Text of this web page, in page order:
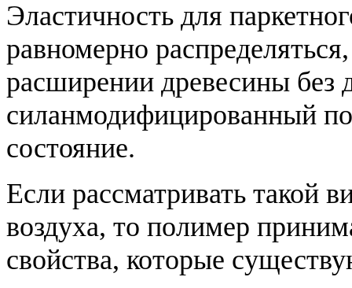
Эластичность для
равномерно
расширении древесины без
силанмодифицированный
состояние.
Если рассматривать такой
воздуха, то полимер
свойства, которые